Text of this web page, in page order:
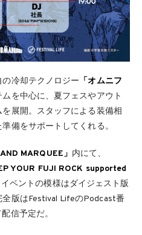
冷却テクノロジー 「オムニフ
を中心に、夏フェスやアウト
展開。スタッフによる装備相
備をサポートしてくれる。
MARQUEE」 内にて、
YOUR FUJI ROCK supported
ベントの模様はダイジェスト版
全版はFestival LifeのPodcast番
信予定だ。